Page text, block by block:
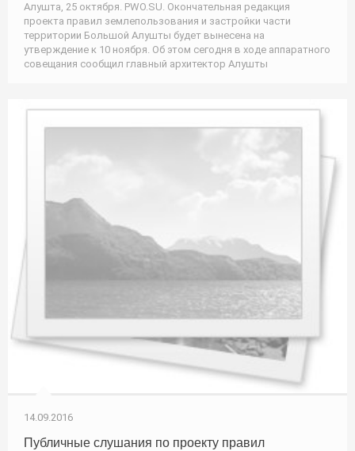
Алушта, 25 октября. PWO.SU. Окончательная редакция
проекта правил землепользования и застройки части
территории Большой Алушты будет вынесена на
утверждение к 10 ноября. Об этом сегодня в ходе аппаратного
совещания сообщил главный архитектор Алушты
14.09.2016
Публичные слушания по проекту правил